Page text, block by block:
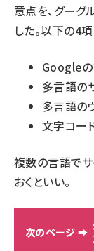
意点を、グーグ
した。以下の4
Google
多言語の
多言語の
文字コー
複数の言語で
おくといい。